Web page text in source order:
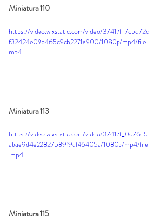
Miniatura 110
https://video.wixstatic.com/video/37417f_7c5d72c
f32424e09b465c9cb2271a900/1080p/mp4/file.
mp4
Miniatura 113
https://video.wixstatic.com/video/37417f_0d76e5
abae9d4e22827589f9df46405a/1080p/mp4/file
.mp4
Miniatura 115